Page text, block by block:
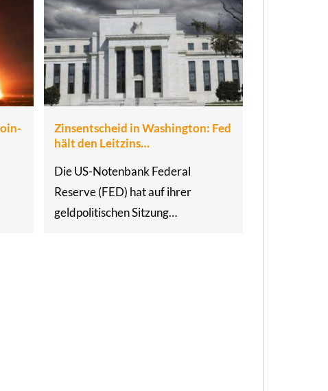
Zinsentscheid in Washington: Fed
hält den Leitzins…
Die US-Notenbank Federal
Reserve (FED) hat auf ihrer
geldpolitischen Sitzung…